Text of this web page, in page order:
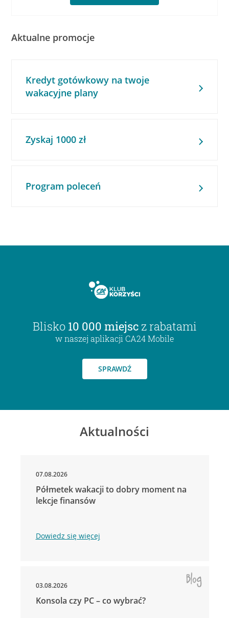
Aktualne promocje
Kredyt gotówkowy na twoje
wakacyjne plany
Zyskaj 1000 zł
Program poleceń
Blisko 10 000 miejsc z rabatami
w naszej aplikacji CA24 Mobile
SPRAWDŹ
Aktualności
07.08.2026
Półmetek wakacji to dobry moment na
lekcje finansów
Dowiedz się więcej
03.08.2026
Konsola czy PC – co wybrać?